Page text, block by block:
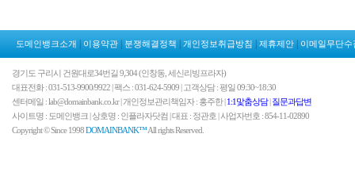
도메인뱅크소개 이용약관 분쟁해결정책 개인정보취급방침 제휴제안 이메일무단수
경기도 구리시 건원대로34번길 9,304 (인창동, 세신리빙프라자)
대표전화 : 031-513-9900/9922 | 팩스 : 031-624-5909 | 고객상담 : 평일 09:30~18:30
센터메일 : lab@domainbank.co.kr | 개인정보관리책임자 : 홍주한 |1:1맟춤상담|질문과답변
사이트명 : 도메인뱅크 | 상호명 : 인플라자닷컴 | 대표 : 정관호 | 사업자번호 : 854-11-02890
Copyright © Since 1998DOMAINBANK™All rights Reserved.